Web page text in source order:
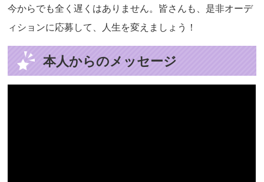
今からでも全く遅くはありません。皆さんも、是非オーデ
ィションに応募して、人生を変えましょう！
本人からのメッセージ